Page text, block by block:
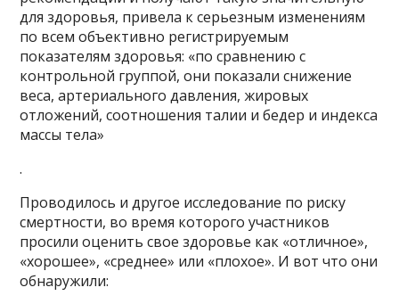
для здоровья, привела к серьезным изменениям
по всем объективно регистрируемым
показателям здоровья: «по сравнению с
контрольной группой, они показали снижение
веса, артериального давления, жировых
отложений, соотношения талии и бедер и индекса
массы тела»
.
Проводилось и другое исследование по риску
смертности, во время которого участников
просили оценить свое здоровье как «отличное»,
«хорошее», «среднее» или «плохое». И вот что они
обнаружили: